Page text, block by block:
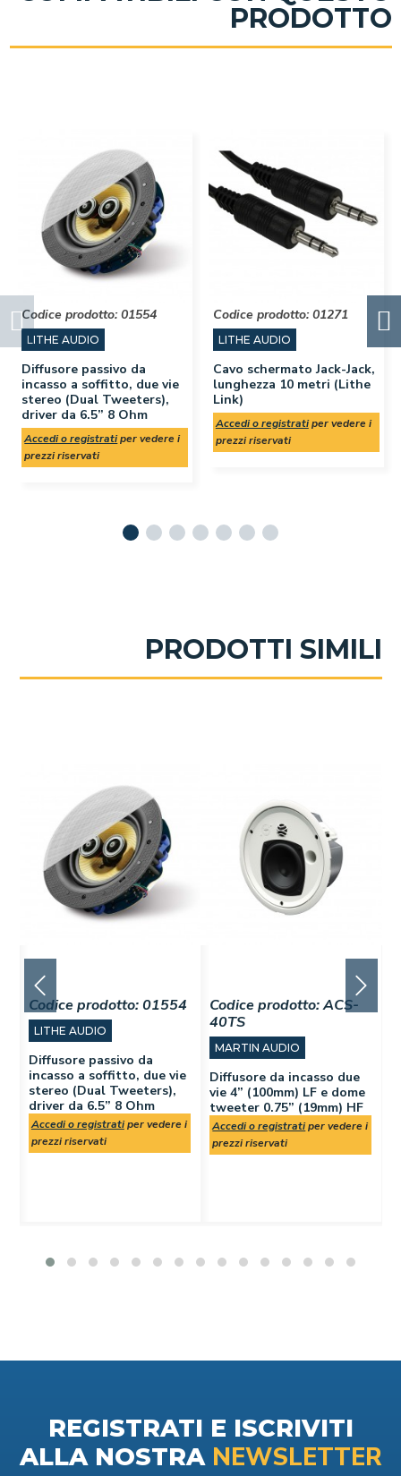
PRODOTTO
Codice prodotto:01554
LITHE AUDIO
Diffusore passivo da
incasso a soffitto, due vie
stereo (Dual Tweeters),
driver da 6.5” 8 Ohm
Accedi o registratiper vedere i
prezzi riservati
Codice prodotto:01271
LITHE AUDIO
Cavo schermato Jack-Jack,
lunghezza 10 metri (Lithe
Link)
Accedi o registratiper vedere i
prezzi riservati
PRODOTTI SIMILI
Codice prodotto: 01554
LITHE AUDIO
Diffusore passivo da
incasso a soffitto, due vie
stereo (Dual Tweeters),
driver da 6.5” 8 Ohm
Accedi o registratiper vedere i
prezzi riservati
Codice prodotto:ACS-
40TS
MARTIN AUDIO
Diffusore da incasso due
vie 4” (100mm) LF e dome
tweeter 0.75” (19mm) HF
Accedi o registratiper vedere i
prezzi riservati
REGISTRATI E ISCRIVITI
ALLA NOSTRA NEWSLETTER